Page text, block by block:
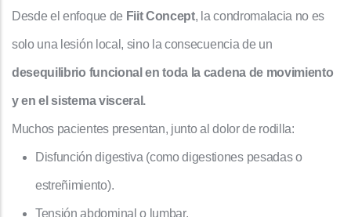
Desde el enfoque de Fiit Concept, la condromalacia no es
solo una lesión local, sino la consecuencia de un
desequilibrio funcional en toda la cadena de movimiento
y en el sistema visceral.
Muchos pacientes presentan, junto al dolor de rodilla:
Disfunción digestiva (como digestiones pesadas o
estreñimiento).
Tensión abdominal o lumbar.